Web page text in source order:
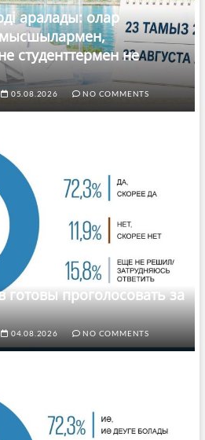
аралады: олар
студенттермен не
05.08.2026 NO COMMENTS
готовы проголосовать за
04.08.2026 NO COMMENTS